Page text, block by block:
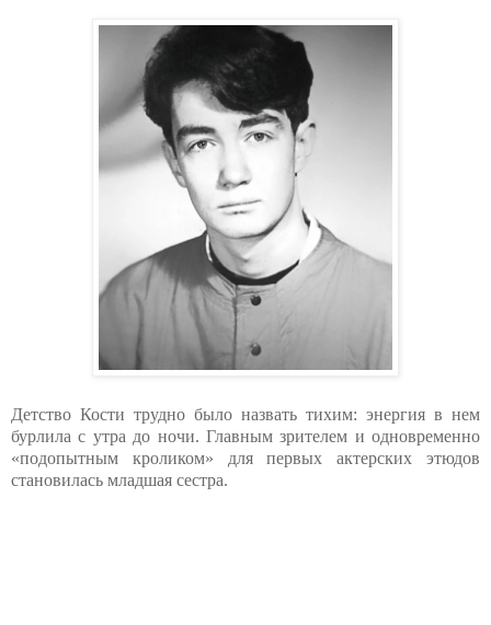
Детство Кости трудно было назвать тихим: энергия в нем
бурлила с утра до ночи. Главным зрителем и одновременно
«подопытным кроликом» для первых актерских этюдов
становилась младшая сестра.